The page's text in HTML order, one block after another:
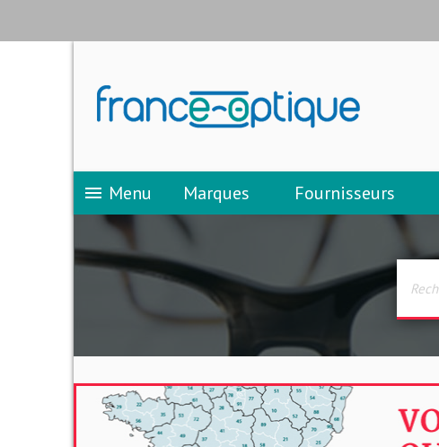
menu Menu Marques Fournisseurs